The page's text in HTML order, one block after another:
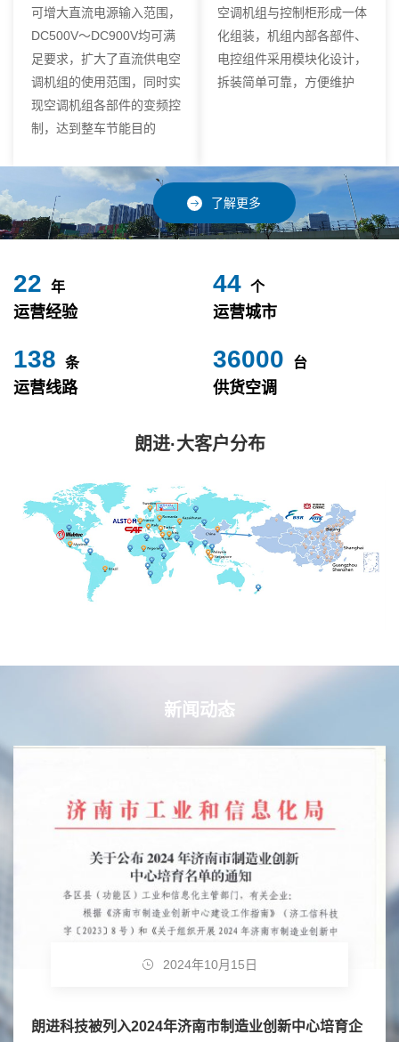
可增大直流电源输入范围，
DC500V～DC900V均可满
足要求，扩大了直流供电空
调机组的使用范围，同时实
现空调机组各部件的变频控
制，达到整车节能目的
空调机组与控制柜形成一体
化组装，机组内部各部件、
电控组件采用模块化设计，
拆装简单可靠，方便维护
了解更多
24 年
运营经验
49 个
运营城市
153 条
运营线路
40000 台
供货空调
朗进·大客户分布
新闻动态
2024年10月15日
朗进科技被列入2024年济南市制造业创新中心培育企